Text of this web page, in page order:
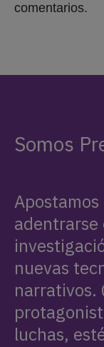
comentarios.
Somos
adentrarse
nuevas
narrativos.
luchas,